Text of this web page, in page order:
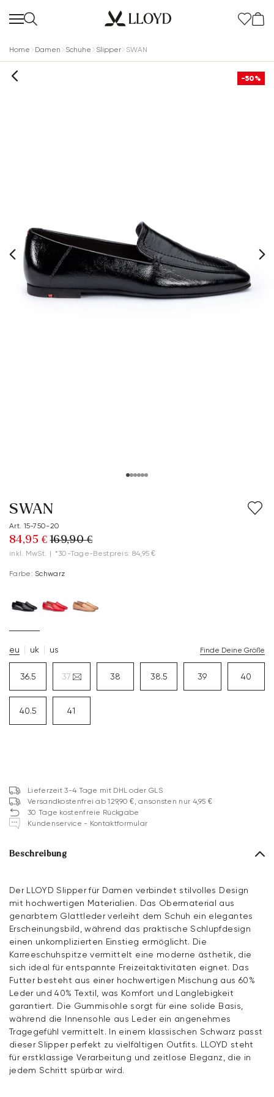
Home Damen Schuhe Slipper SWAN
-50%
SWAN
Art. 15-750-20
84,95 € 169,90 €
inkl. MwSt. | *30-Tage-Bestpreis: 84,95 €
Farbe: Schwarz
eu uk us Finde Deine Größe
36.5 37 38 38.5 39 40
40.5 41
Lieferzeit 3-4 Tage mit DHL oder GLS
Versandkostenfrei ab 129,90 €, ansonsten nur 4,95 €
30 Tage kostenfreie Rückgabe
Kundenservice - Kontaktformular
Beschreibung
Der LLOYD Slipper für Damen verbindet stilvolles Design
mit hochwertigen Materialien. Das Obermaterial aus
genarbtem Glattleder verleiht dem Schuh ein elegantes
Erscheinungsbild, während das praktische Schlupfdesign
einen unkomplizierten Einstieg ermöglicht. Die
Karreeschuhspitze vermittelt eine moderne ästhetik, die
sich ideal für entspannte Freizeitaktivitäten eignet. Das
Futter besteht aus einer hochwertigen Mischung aus 60%
Leder und 40% Textil, was Komfort und Langlebigkeit
garantiert. Die Gummisohle sorgt für eine solide Basis,
während die Innensohle aus Leder ein angenehmes
Tragegefühl vermittelt. In einem klassischen Schwarz passt
dieser Slipper perfekt zu vielfältigen Outfits. LLOYD steht
für erstklassige Verarbeitung und zeitlose Eleganz, die in
jedem Schritt spürbar wird.